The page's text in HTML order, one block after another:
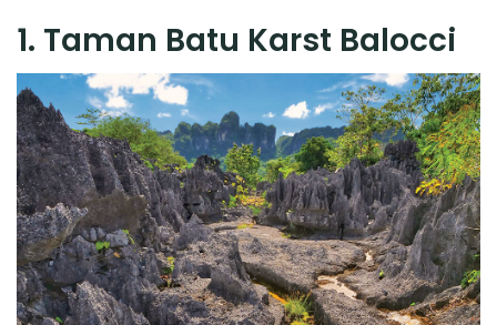
1. Taman Batu Karst Balocci